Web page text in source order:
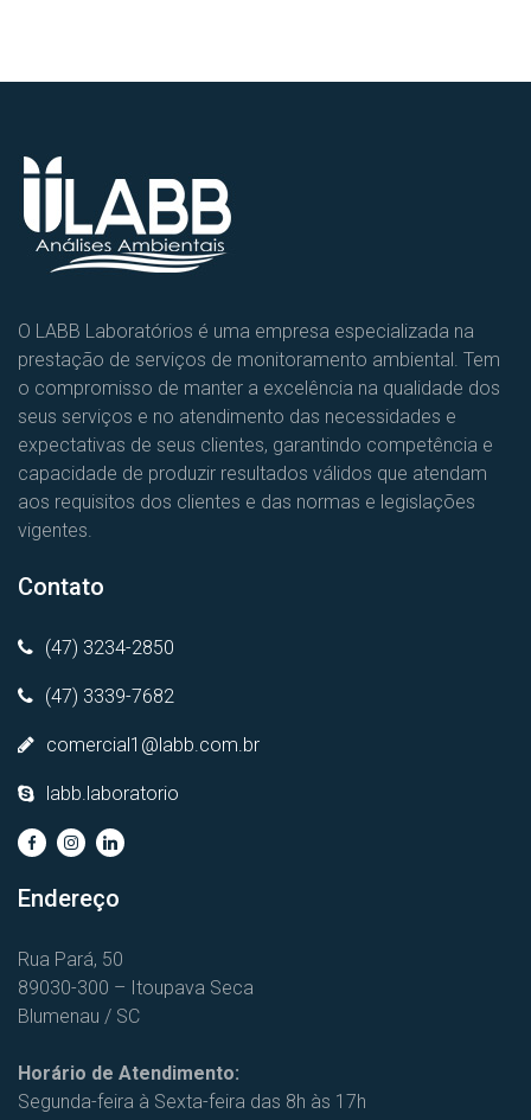
O LABB Laboratórios é uma empresa especializada na
prestação de serviços de monitoramento ambiental. Tem
o compromisso de manter a excelência na qualidade dos
seus serviços e no atendimento das necessidades e
expectativas de seus clientes, garantindo competência e
capacidade de produzir resultados válidos que atendam
aos requisitos dos clientes e das normas e legislações
vigentes.
Contato
(47) 3234-2850
(47) 3339-7682
comercial1@labb.com.br
labb.laboratorio
Endereço
Rua Pará, 50
89030-300 – Itoupava Seca
Blumenau / SC
Horário de Atendimento:
Segunda-feira à Sexta-feira das 8h às 17h